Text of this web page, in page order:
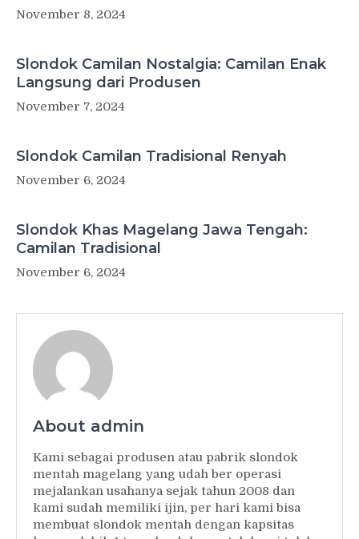
November 8, 2024
Slondok Camilan Nostalgia: Camilan Enak
Langsung dari Produsen
November 7, 2024
Slondok Camilan Tradisional Renyah
November 6, 2024
Slondok Khas Magelang Jawa Tengah:
Camilan Tradisional
November 6, 2024
About admin
Kami sebagai produsen atau pabrik slondok
mentah magelang yang udah ber operasi
mejalankan usahanya sejak tahun 2008 dan
kami sudah memiliki ijin, per hari kami bisa
membuat slondok mentah dengan kapsitas